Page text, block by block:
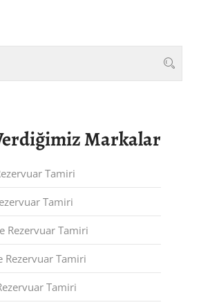
Markalar
Tamiri
Tamiri
Rezervuar Tamiri
Rezervuar Tamiri
Tamiri